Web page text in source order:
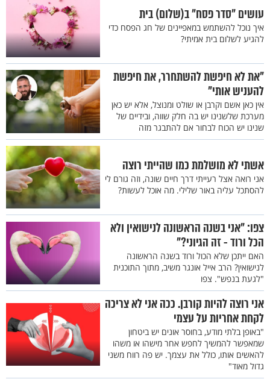
עושים "סדר פסח" ב(שלום) בית
איך נוכל להשתמש במאפיינים של חג הפסח כדי
להגיע לשלום בית אמיתי?
"את לא חיפשת להשתחרר, את חיפשת
להעניש אותי"
אין כאן אשם וקרבן או שולט ומנוצל, אלא יש כאן
מערכת שלשנינו יש בה חלק שווה, ובידיים של
שנינו יש הכוח לבחור אם להתבגר מזה
אשתי לא מושלמת כמו שהייתי רוצה
אני רואה אצל רעייתי דרך חיים שונה, וזה גורם לי
להסתכל עליה באור שלילי. מה אוכל לעשות?
צפו: "אני בשנה הראשונה לנישואין ולא
הכל ורוד - זה הגיוני?"
האם ייתכן שלא הכול ורוד בשנה הראשונה
לנישואין? הרב אייל אונגר משיב, מתוך התוכנית
"לגעת בנפש". צפו
אני רוצה להיות קורבן. ככה אני לא צריכה
לקחת אחריות על עצמי
"באופן בלתי מודע, בחוסר אונים יש ביטחון
שמאפשר להמשיך לחפש אחר מישהו או משהו
להאשים אותו, כולל את עצמך. יש פה רווח משני
גדול מאוד"